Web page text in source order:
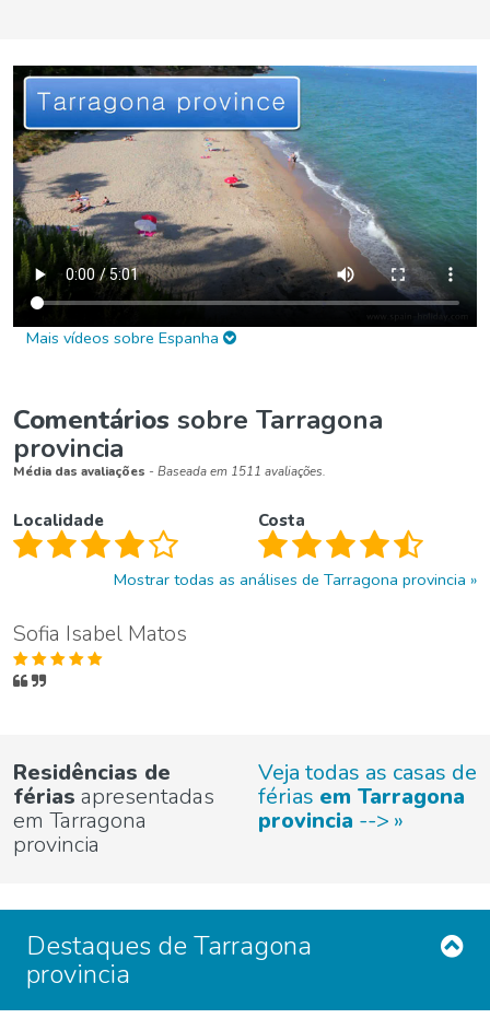
Mais vídeos sobre Espanha
Comentários sobre Tarragona
provincia
Média das avaliações - Baseada em 1511 avaliações.
Localidade Costa
Mostrar todas as análises de Tarragona provincia
Sofia Isabel Matos
Residências de
férias apresentadas
em Tarragona
provincia
Veja todas as casas de
férias em Tarragona
provincia -->
Destaques de Tarragona
provincia